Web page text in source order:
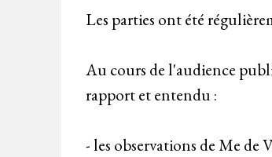
Les parties ont été
Au cours de l'audience
rapport et entendu :
- les observations de Me de